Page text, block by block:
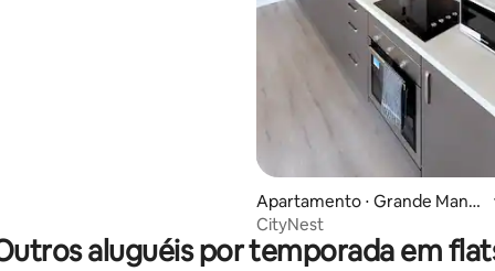
Apartamento ⋅ Grande Manc
hester
CityNest
aluguéis por temporada em